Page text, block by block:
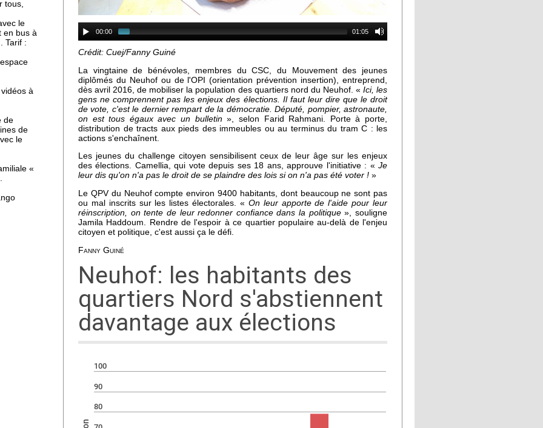
!
tous,
le
en bus à
Tarif :
à
de
de
le
«
00:00 01:05
Crédit: Cuej/Fanny Guiné
La vingtaine de bénévoles, membres du CSC, du Mouvement des jeunes
diplômés du Neuhof ou de l'OPI (orientation prévention insertion), entreprend,
dès avril 2016, de mobiliser la population des quartiers nord du Neuhof. « Ici, les
gens ne comprennent pas les enjeux des élections. Il faut leur dire que le droit
de vote, c'est le dernier rempart de la démocratie. Député, pompier, astronaute,
on est tous égaux avec un bulletin», selon Farid Rahmani. Porte à porte,
distribution de tracts aux pieds des immeubles ou au terminus du tram C : les
actions s'enchaînent.
Les jeunes du challenge citoyen sensibilisent ceux de leur âge sur les enjeux
des élections. Camellia, qui vote depuis ses 18 ans, approuve l'initiative : « Je
leur dis qu'on n'a pas le droit de se plaindre des lois si on n'a pas été voter ! »
Le QPV du Neuhof compte environ 9400 habitants, dont beaucoup ne sont pas
ou mal inscrits sur les listes électorales. « On leur apporte de l'aide pour leur
réinscription, on tente de leur redonner confiance dans la politique», souligne
Jamila Haddoum. Rendre de l'espoir à ce quartier populaire au-delà de l'enjeu
citoyen et politique, c'est aussi ça le défi.
Fanny Guiné